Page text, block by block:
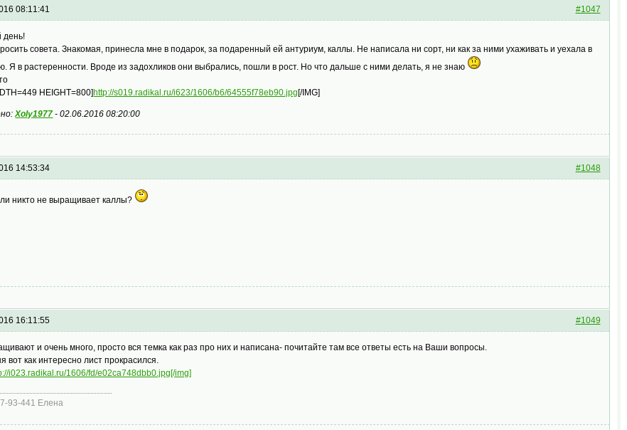
#1047
08:11:41
день!
совета. Знакомая, принесла мне в подарок, за подаренный ей антуриум, каллы. Не написала ни сорт, ни как за ними ухаживать и уехала в
Я в растеренности. Вроде из задохликов они выбрались, пошли в рост. Но что дальше с ними делать, я не знаю
HEIGHT=800]http://s019.radikal.ru/i623/1606/b6/64555f78eb90.jpg[/IMG]
Xoly1977 -02.06.2016 08:20:00
#1048
14:53:34
никто не выращивает каллы?
#1049
16:11:55
и очень много, просто вся темка как раз про них и написана- почитайте там все ответы есть на Ваши вопросы.
вот как интересно лист прокрасился.
i023.radikal.ru/1606/fd/e02ca748dbb0.jpg[/img]
93-441 Елена